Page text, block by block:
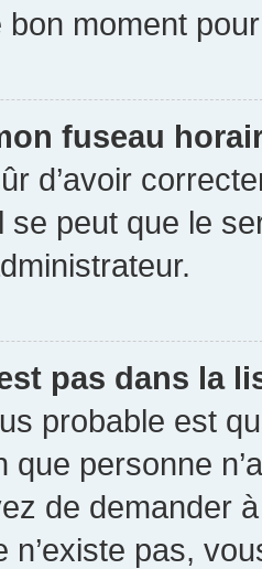
bon moment
fuseau
d’avoir
se peut que le
pas dans la
probable est
que personne
de demander
n’existe pas,